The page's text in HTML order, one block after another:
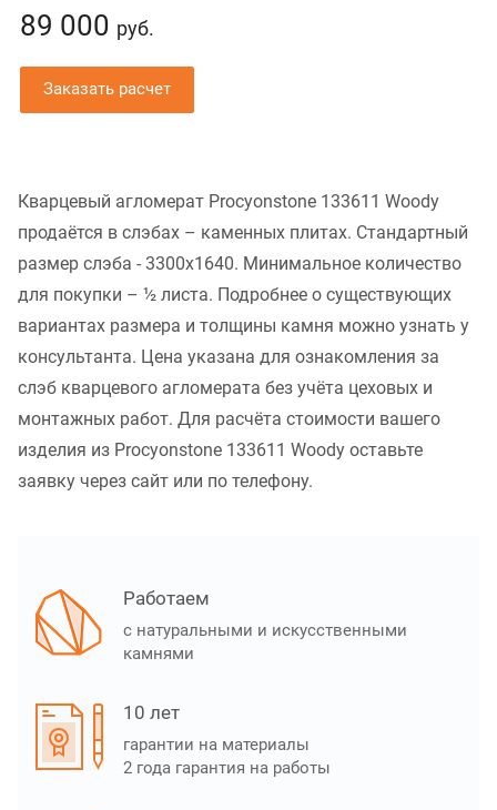
89 000 руб.
Заказать расчет
Кварцевый агломерат Procyonstone 133611 Woody
продаётся в слэбах – каменных плитах. Стандартный
размер слэба - 3300x1640. Минимальное количество
для покупки – ½ листа. Подробнее о существующих
вариантах размера и толщины камня можно узнать у
консультанта. Цена указана для ознакомления за
слэб кварцевого агломерата без учёта цеховых и
монтажных работ. Для расчёта стоимости вашего
изделия из Procyonstone 133611 Woody оставьте
заявку через сайт или по телефону.
Работаем
с натуральными и искусственными
камнями
10 лет
гарантии на материалы
2 года гарантия на работы